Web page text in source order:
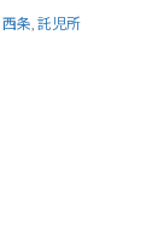
西条, 託児所